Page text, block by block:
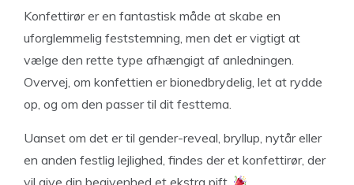
Konfettirør er en fantastisk måde at skabe en
uforglemmelig feststemning, men det er vigtigt at
vælge den rette type afhængigt af anledningen.
Overvej, om konfettien er bionedbrydelig, let at rydde
op, og om den passer til dit festtema.
Uanset om det er til gender-reveal, bryllup, nytår eller
en anden festlig lejlighed, findes der et konfettirør, der
vil give din begivenhed et ekstra pift.